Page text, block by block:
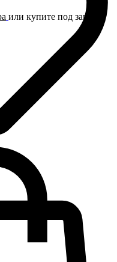
или купите под заказ!